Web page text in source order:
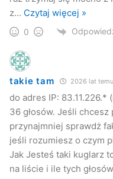
z… Czytaj więcej »
0
takie tam 2026 lat temu
do adres IP: 83.11.226.*
36 głosów. Jeśli
przynajmniej sprawdż
jeśli rozumiesz o czym
Jak Jesteś taki kuglarz
na liście i ile tych